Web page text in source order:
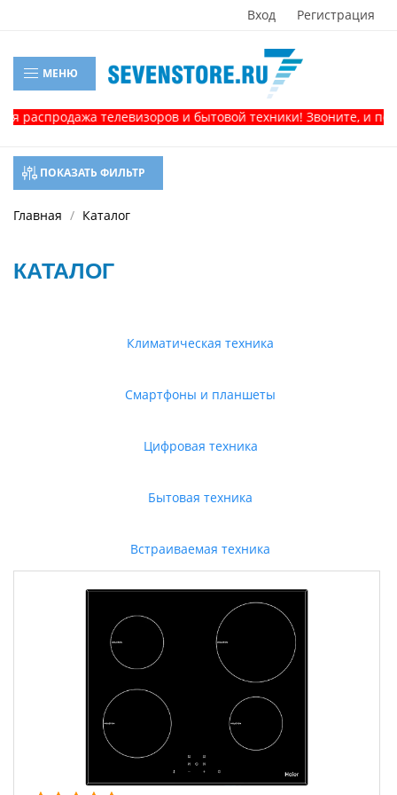
Вход Регистрация
МЕНЮ
телевизоров и бытовой техники! Звоните, и получите
ПОКАЗАТЬ ФИЛЬТР
Главная Каталог
КАТАЛОГ
Климатическая техника
Смартфоны и планшеты
Цифровая техника
Бытовая техника
Встраиваемая техника